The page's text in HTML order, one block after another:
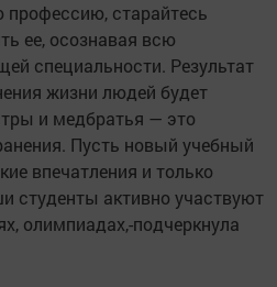
старайтесь
ее, осознавая всю
специальности. Результат
жизни людей будет
и медбратья — это
Пусть новый учебный
впечатления и только
студенты активно участвуют
олимпиадах,-подчеркнула